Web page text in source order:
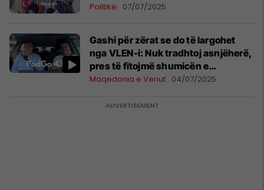
Politikë 07/07/2025
Gashi për zërat se do të largohet
nga VLEN-i: Nuk tradhtoj asnjëherë,
pres të fitojmë shumicën e
komunave
Maqedonia e Veriut 04/07/2025